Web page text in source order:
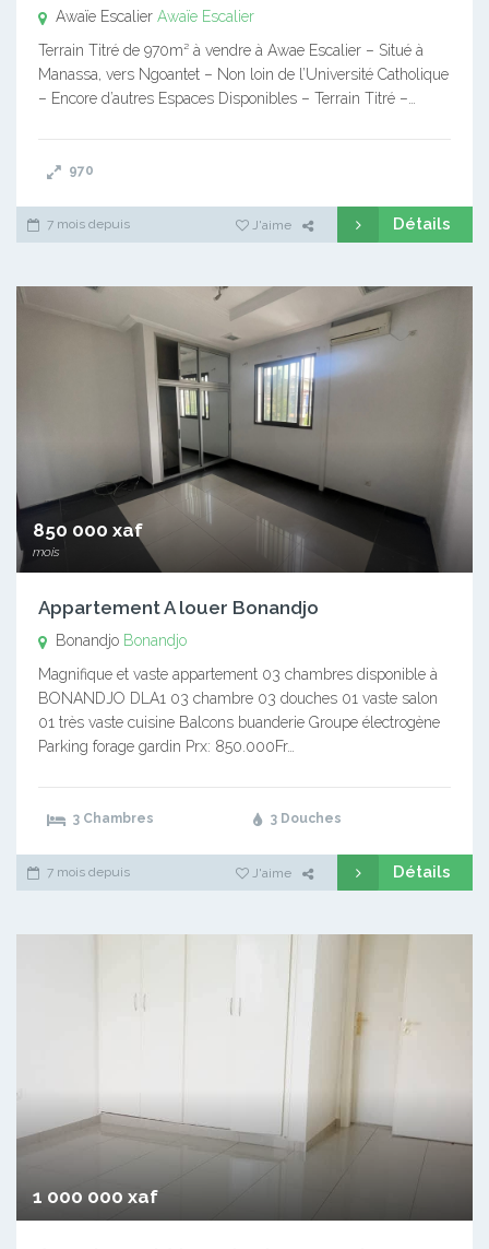
Awaïe Escalier Awaïe Escalier
Terrain Titré de 970m² à vendre à Awae Escalier – Situé à
Manassa, vers Ngoantet – Non loin de l’Université Catholique
– Encore d’autres Espaces Disponibles – Terrain Titré –…
970
7 mois depuis J'aime Détails
850 000 xaf
mois
Appartement A louer Bonandjo
Bonandjo Bonandjo
Magnifique et vaste appartement 03 chambres disponible à
BONANDJO DLA1 03 chambre 03 douches 01 vaste salon
01 très vaste cuisine Balcons buanderie Groupe électrogène
Parking forage gardin Prx: 850.000Fr…
3 Chambres 3 Douches
7 mois depuis J'aime Détails
1 000 000 xaf